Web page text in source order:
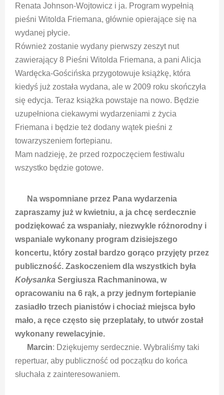
Renata Johnson-Wojtowicz i ja. Program wypełnią
pieśni Witolda Friemana, głównie opierające się na
wydanej płycie.
Również zostanie wydany pierwszy zeszyt nut
zawierający 8 Pieśni Witolda Friemana, a pani Alicja
Wardęcka-Gościńska przygotowuje książkę, która
kiedyś już została wydana, ale w 2009 roku skończyła
się edycja. Teraz książka powstaje na nowo. Będzie
uzupełniona ciekawymi wydarzeniami z życia
Friemana i będzie też dodany wątek pieśni z
towarzyszeniem fortepianu.
Mam nadzieję, że przed rozpoczęciem festiwalu
wszystko będzie gotowe.
Na wspomniane przez Pana wydarzenia
zapraszamy już w kwietniu, a ja chcę serdecznie
podziękować za wspaniały, niezwykle różnorodny i
wspaniale wykonany program dzisiejszego
koncertu, który został bardzo gorąco przyjęty przez
publiczność. Zaskoczeniem dla wszystkich była
Kołysanka Sergiusza Rachmaninowa, w
opracowaniu na 6 rąk, a przy jednym fortepianie
zasiadło trzech pianistów i chociaż miejsca było
mało, a ręce często się przeplatały, to utwór został
wykonany rewelacyjnie.
Marcin: Dziękujemy serdecznie. Wybraliśmy taki
repertuar, aby publiczność od początku do końca
słuchała z zainteresowaniem.